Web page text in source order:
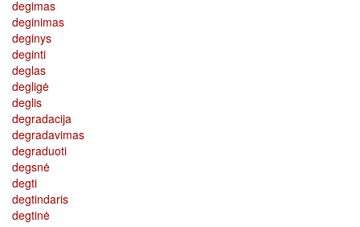
degimas
deginimas
deginys
deginti
deglas
degligė
deglis
degradacija
degradavimas
degraduoti
degsnė
degti
degtindaris
degtinė